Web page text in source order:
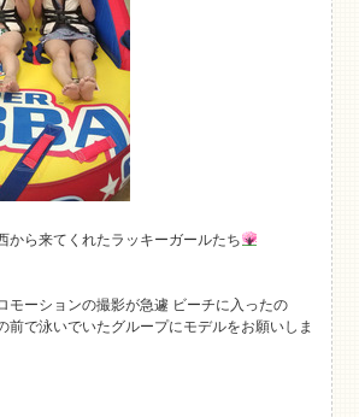
から来てくれたラッキーガールたち
モーションの撮影が急遽 ビーチに入ったの
前で泳いでいたグループにモデルをお願いしま